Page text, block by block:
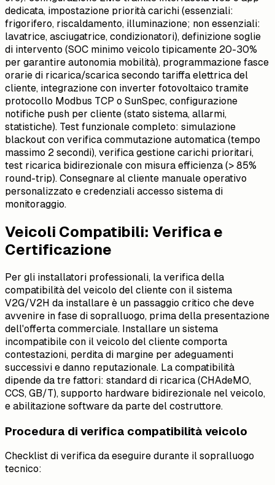
dedicata, impostazione priorità carichi (essenziali:
frigorifero, riscaldamento, illuminazione; non essenziali:
lavatrice, asciugatrice, condizionatori), definizione soglie
di intervento (SOC minimo veicolo tipicamente 20-30%
per garantire autonomia mobilità), programmazione fasce
orarie di ricarica/scarica secondo tariffa elettrica del
cliente, integrazione con inverter fotovoltaico tramite
protocollo Modbus TCP o SunSpec, configurazione
notifiche push per cliente (stato sistema, allarmi,
statistiche). Test funzionale completo: simulazione
blackout con verifica commutazione automatica (tempo
massimo 2 secondi), verifica gestione carichi prioritari,
test ricarica bidirezionale con misura efficienza (> 85%
round-trip). Consegnare al cliente manuale operativo
personalizzato e credenziali accesso sistema di
monitoraggio.
Veicoli Compatibili: Verifica e
Certificazione
Per gli installatori professionali, la verifica della
compatibilità del veicolo del cliente con il sistema
V2G/V2H da installare è un passaggio critico che deve
avvenire in fase di sopralluogo, prima della presentazione
dell'offerta commerciale. Installare un sistema
incompatibile con il veicolo del cliente comporta
contestazioni, perdita di margine per adeguamenti
successivi e danno reputazionale. La compatibilità
dipende da tre fattori: standard di ricarica (CHAdeMO,
CCS, GB/T), supporto hardware bidirezionale nel veicolo,
e abilitazione software da parte del costruttore.
Procedura di verifica compatibilità veicolo
Checklist di verifica da eseguire durante il sopralluogo
tecnico: